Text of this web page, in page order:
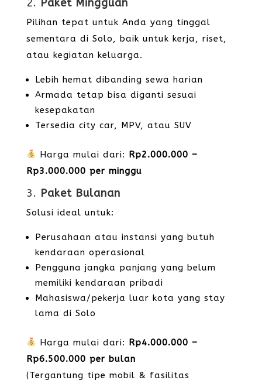
2. Paket Mingguan
Pilihan tepat untuk Anda yang tinggal
sementara di Solo, baik untuk kerja, riset,
atau kegiatan keluarga.
Lebih hemat dibanding sewa harian
Armada tetap bisa diganti sesuai
kesepakatan
Tersedia city car, MPV, atau SUV
Harga mulai dari: Rp2.000.000 –
Rp3.000.000 per minggu
3. Paket Bulanan
Solusi ideal untuk:
Perusahaan atau instansi yang butuh
kendaraan operasional
Pengguna jangka panjang yang belum
memiliki kendaraan pribadi
Mahasiswa/pekerja luar kota yang stay
lama di Solo
Harga mulai dari: Rp4.000.000 –
Rp6.500.000 per bulan
(Tergantung tipe mobil & fasilitas